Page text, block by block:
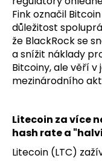
Fink označil
důležitost
že BlackRock se
a snížit náklady
Bitcoiny, ale věří
mezinárodního
Litecoin za více
hash rate a
Litecoin (LTC)